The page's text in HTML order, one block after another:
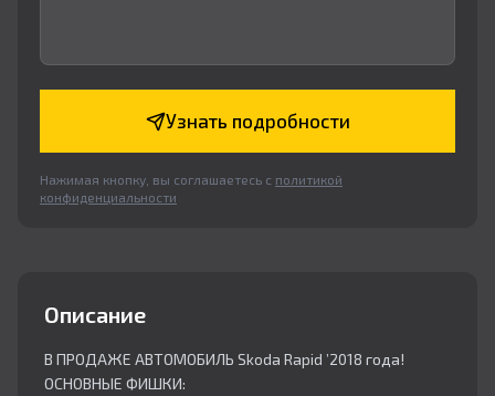
Узнать подробности
Нажимая кнопку, вы соглашаетесь с политикой
конфиденциальности
Описание
В ПРОДАЖЕ АВТОМОБИЛЬ Skoda Rapid ’2018 года!
ОСНОВНЫЕ ФИШКИ: